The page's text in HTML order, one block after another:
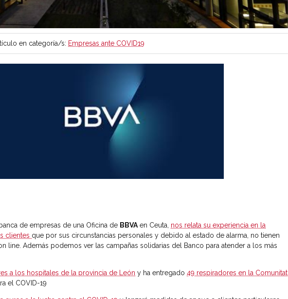
en categoría/s: Empresas ante COVID19
de empresas de una Oficina de BBVA en Ceuta, nos relata su experiencia en la
clientes que por sus circunstancias personales y debido al estado de alarma, no tienen
line. Además podemos ver las campañas solidarias del Banco para atender a los más
a los hospitales de la provincia de León y ha entregado 49 respiradores en la Comunitat
el COVID-19